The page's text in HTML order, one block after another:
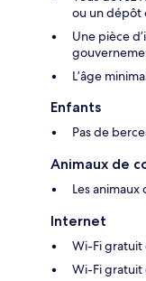
ou un dépôt
Une pièce
L’âge
Enfants
Pas de
Animaux de
Les
Internet
Wi-Fi gratuit
Wi-Fi gratuit